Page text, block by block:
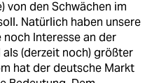
von den Schwächen im
Natürlich haben unsere
noch Interesse an der
(derzeit noch) größter
hat der deutsche Markt